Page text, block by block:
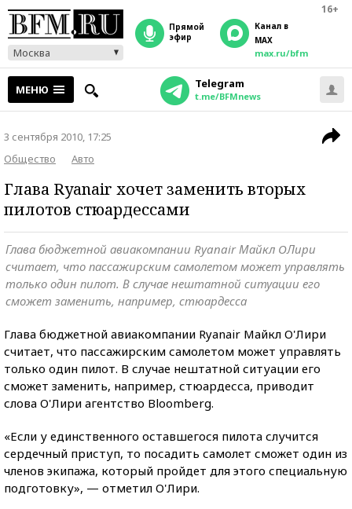
16+
Москва
прямой
эфир
Канал в
MAX
max.ru/bfm
МЕНЮ Telegram
t.me/BFMnews
3 сентября 2010, 17:25
Общество
Авто
Глава Ryanair хочет заменить вторых
пилотов стюардессами
Глава бюджетной авиакомпании Ryanair Майкл OЛири
считает, что пассажирским самолетом может управлять
только один пилот. В случае нештатной ситуации его
сможет заменить, например, стюардесса
Глава бюджетной авиакомпании Ryanair Майкл O'Лири
считает, что пассажирским самолетом может управлять
только один пилот. В случае нештатной ситуации его
сможет заменить, например, стюардесса, приводит
слова O'Лири агентство Bloomberg.
«Если у единственного оставшегося пилота случится
сердечный приступ, то посадить самолет сможет один из
членов экипажа, который пройдет для этого специальную
подготовку», — отметил O'Лири.